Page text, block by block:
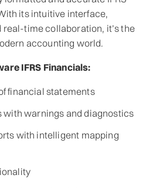
its intuitive interface,
time collaboration, it’s the
accounting world.
IFRS Financials:
financial statements
warnings and diagnostics
with intelligent mapping